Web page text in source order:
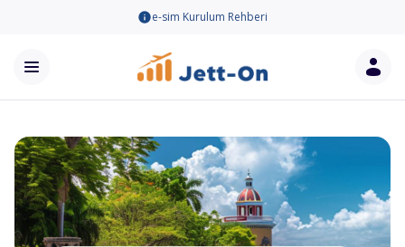
e-sim Kurulum Rehberi